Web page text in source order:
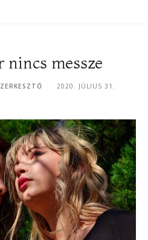
nincs messze
2020. JÚLIUS 31.